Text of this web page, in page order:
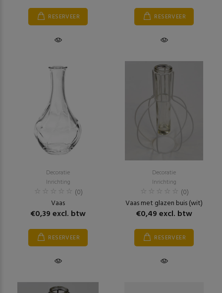
RESERVEER RESERVEER
Decoratie
Inrichting
(0)
Vaas
€0,39 excl. btw
RESERVEER
Decoratie
Inrichting
(0)
Vaas met glazen buis (wit)
€0,49 excl. btw
RESERVEER